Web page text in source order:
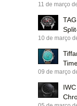
11 de março
10 de março
09 de março